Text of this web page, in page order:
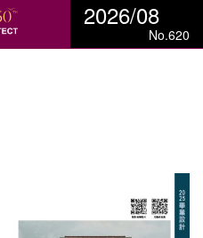
2026/08
No.620